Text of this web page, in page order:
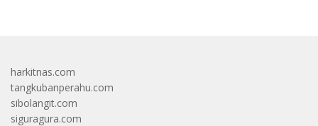
harkitnas.com
tangkubanperahu.com
sibolangit.com
siguragura.com